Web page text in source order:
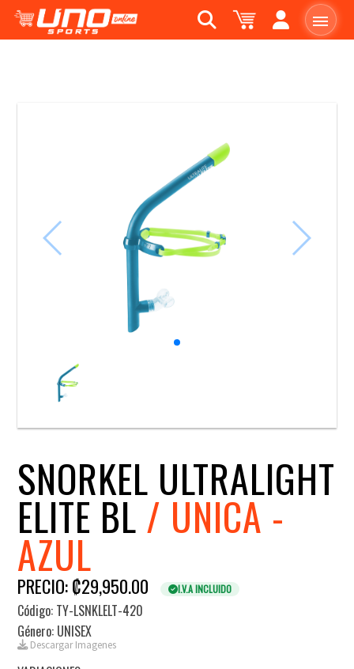
SNORKEL ULTRALIGHT
ELITE BL/ UNICA -
AZUL
PRECIO: ₡29,950.00 I.V.A INCLUIDO
Código: TY-LSNKLELT-420
Género: UNISEX
Descargar Imagenes